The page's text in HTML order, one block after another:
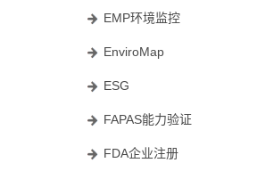
EMP环境监控
EnviroMap
ESG
FAPAS能力验证
FDA企业注册